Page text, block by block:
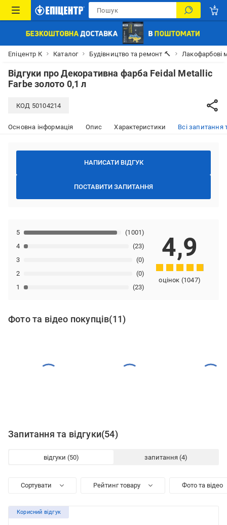
Епіцентр К Каталог Будівництво та ремонт 🔨 Лакофарбові
Відгуки проДекоративна фарба Feidal Metallic
Farbe золото 0,1 л
КОД 50104214
Основна інформація Опис Характеристики Всі запитання
НАПИСАТИ ВІДГУК
ПОСТАВИТИ ЗАПИТАННЯ
1 (23)
2 (0)
3 (0)
4 (23)
5 (1001)
4,9
оцінок (1047)
Фото та відео покупців(11)
Запитання та відгуки(54)
відгуки запитання
Сортувати Рейтинг товару Фото та відео
Корисний відгук